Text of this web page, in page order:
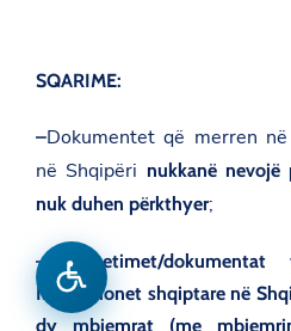
SQARIME:
–Dokumentet që merren
në Shqipëri nukkanë
nuk duhen përkthyer;
– Vërtetimet/
Institucionet shqiptare në
dy mbiemrat (me